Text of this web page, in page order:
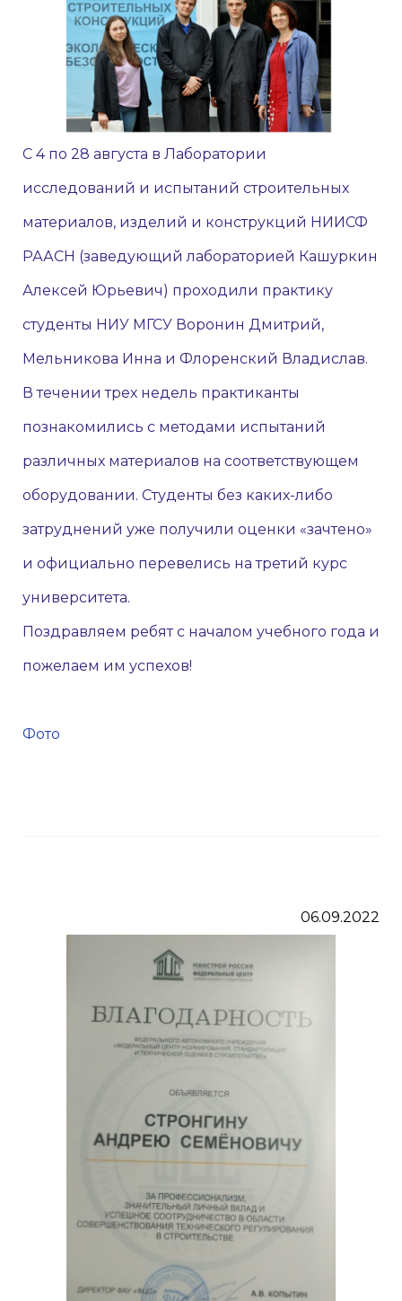
С 4 по 28 августа в Лаборатории
исследований и испытаний строительных
материалов, изделий и конструкций НИИСФ
РААСН (заведующий лабораторией Кашуркин
Алексей Юрьевич) проходили практику
студенты НИУ МГСУ Воронин Дмитрий,
Мельникова Инна и Флоренский Владислав.
В течении трех недель практиканты
познакомились с методами испытаний
различных материалов на соответствующем
оборудовании. Студенты без каких-либо
затруднений уже получили оценки «зачтено»
и официально перевелись на третий курс
университета.
Поздравляем ребят с началом учебного года и
пожелаем им успехов!
Фото
06.09.2022